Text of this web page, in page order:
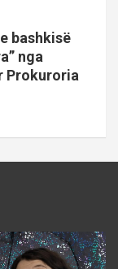
bashkisë
nga
Prokuroria